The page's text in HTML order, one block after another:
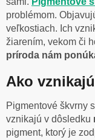
problémom.
veľkostiach. Ich
žiarením, vekom či
príroda nám
Ako
Pigmentové škvrny
vznikajú v dôsledku
pigment, ktorý je